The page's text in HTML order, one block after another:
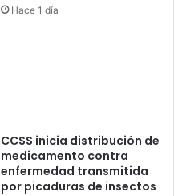
Hace 1 día
CCSS inicia distribución de
medicamento contra
enfermedad transmitida
por picaduras de insectos